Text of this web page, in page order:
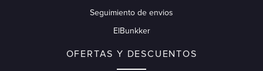
Seguimiento de envios
ElBunkker
OFERTAS Y DESCUENTOS